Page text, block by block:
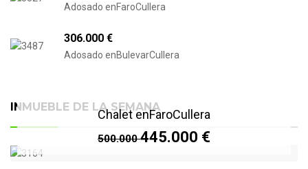
Adosado enFaroCullera
306.000 €
Adosado enBulevarCullera
INMUEBLE DE LA SEMANA
Chalet enFaroCullera
500.000445.000 €